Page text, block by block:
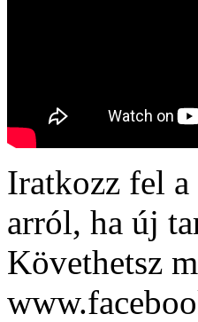
Iratkozz fel a
arról, ha új
Követhetsz